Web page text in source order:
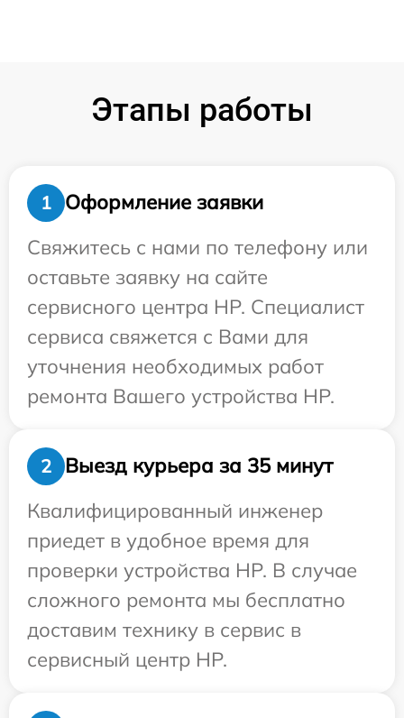
Этапы работы
1
Оформление заявки
Свяжитесь с нами по телефону или
оставьте заявку на сайте
сервисного центра HP. Специалист
сервиса свяжется с Вами для
уточнения необходимых работ
ремонта Вашего устройства HP.
2
Выезд курьера за 35 минут
Квалифицированный инженер
приедет в удобное время для
проверки устройства HP. В случае
сложного ремонта мы бесплатно
доставим технику в сервис в
сервисный центр HP.